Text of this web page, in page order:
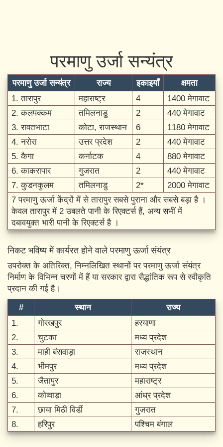
परमाणु उर्जा सन्यंत्र
परमाणु उर्जा सन्यंत्र राज्य इकाइयाँ
क्षमता
1. तारापुर
महाराष्ट्र 4
1400 मेगावाट
2. कलपक्कम
तमिलनाडु 2
440 मेगावाट
3. रावतभाटा
कोटा, राजस्थान 6
1180 मेगावाट
4. नरोरा
उत्तर प्रदेश 2
440 मेगावाट
5. कैगा
कर्नाटक 4
880 मेगावाट
6. काकरापार
गुजरात 2
440 मेगावाट
7. कुडनकुलम
तमिलनाडु 2*
2000 मेगावाट
7 परमाणु ऊर्जा केंद्रों में से तारापुर सबसे पुराना और सबसे बड़ा है ।
केवल तारापुर में 2 उबलते पानी के रिएक्टर्स हैं, अन्य सभीं में
दबावयुक्त भारी पानी के रिएक्टर्स है ।
निकट भविष्य में कार्यरत होने वाले परमाणु ऊर्जा संयंत्र
उपरोक्त के अतिरिक्त, निम्नलिखित स्थानों पर परमाणु ऊर्जा संयंत्र
निर्माण के विभिन्न चरणों में हैं या सरकार द्वारा सैद्धांतिक रूप से स्वीकृति
प्रदान की गई है।
# स्थान
राज्य
1.
गोरखपुर
हरयाणा
2.
चुटका
मध्य प्रदेश
3.
माही बंसवाड़ा
राजस्थान
4.
भीमपुर
मध्य प्रदेश
5.
जैतापुर
महाराष्ट्र
6.
कोव्वाड़ा
आंध्र प्रदेश
7.
छाया मिठी विर्डी
गुजरात
8.
हरिपुर पश्चिम बंगाल